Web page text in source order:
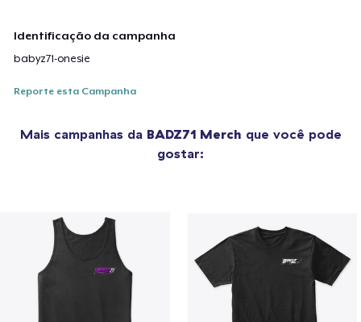
Identificação da campanha
babyz71-onesie
Reporte esta Campanha
Mais campanhas da BADZ71 Merch que você pode
gostar: